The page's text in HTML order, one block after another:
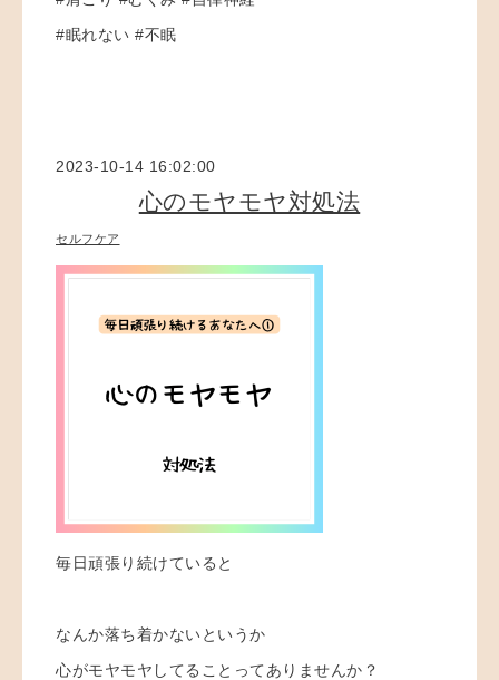
#眠れない #不眠
2023-10-14 16:02:00
心のモヤモヤ対処法
セルフケア
毎日頑張り続けていると
なんか落ち着かないというか
心がモヤモヤしてることってありませんか？